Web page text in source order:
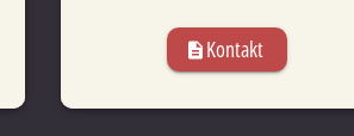
description Kontakt